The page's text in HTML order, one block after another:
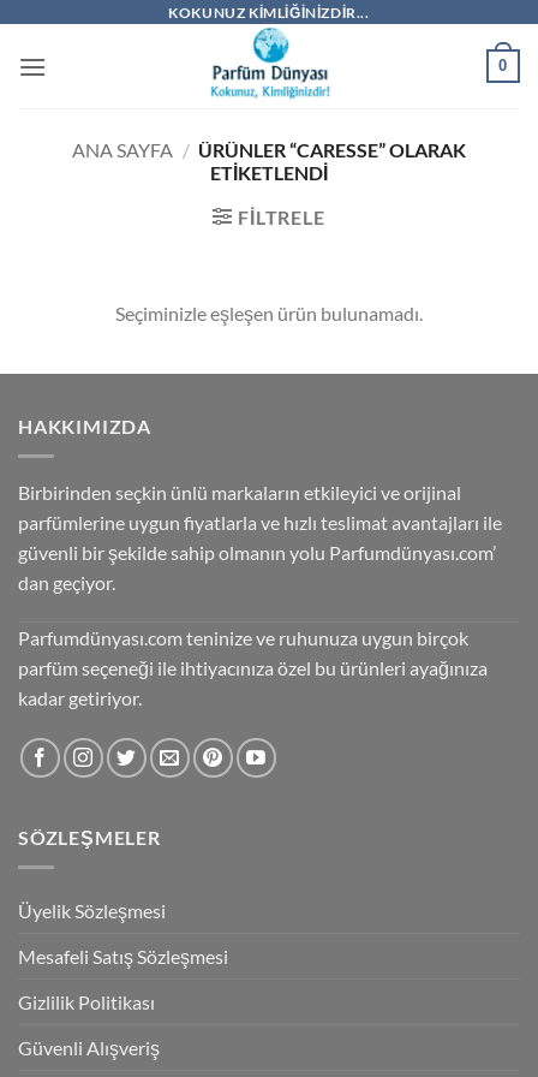
KOKUNUZ KIMLIĞINIZDIR...
0
ANA SAYFA / ÜRÜNLER “CARESSE” OLARAK
ETIKETLENDI
FILTRELE
Seçiminizle eşleşen ürün bulunamadı.
HAKKIMIZDA
Birbirinden seçkin ünlü markaların etkileyici ve orijinal
parfümlerine uygun fiyatlarla ve hızlı teslimat avantajları ile
güvenli bir şekilde sahip olmanın yolu Parfumdünyası.com’
dan geçiyor.
Parfumdünyası.com teninize ve ruhunuza uygun birçok
parfüm seçeneği ile ihtiyacınıza özel bu ürünleri ayağınıza
kadar getiriyor.
SÖZLEŞMELER
Üyelik Sözleşmesi
Mesafeli Satış Sözleşmesi
Gizlilik Politikası
Güvenli Alışveriş